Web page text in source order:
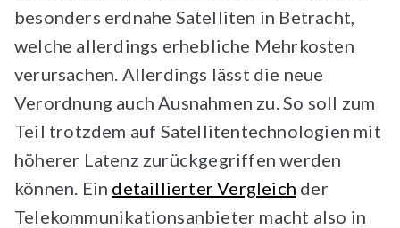
besonders erdnahe Satelliten in Betracht,
welche allerdings erhebliche Mehrkosten
verursachen. Allerdings lässt die neue
Verordnung auch Ausnahmen zu. So soll zum
Teil trotzdem auf Satellitentechnologien mit
höherer Latenz zurückgegriffen werden
können. Ein detaillierter Vergleich der
Telekommunikationsanbieter macht also in